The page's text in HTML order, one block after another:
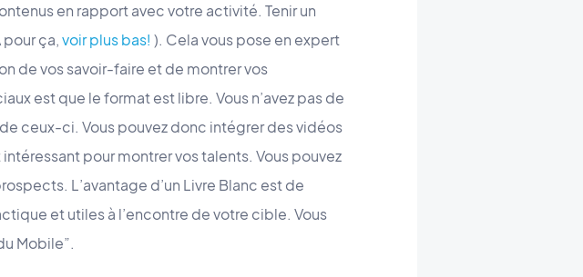
en rapport avec votre activité. Tenir un
pour ça,voir plus bas! ). Cela vous pose en expert
de vos savoir-faire et de montrer vos
est que le format est libre. Vous n’avez pas de
ceux-ci. Vous pouvez donc intégrer des vidéos
pour montrer vos talents. Vous pouvez
L’avantage d’un Livre Blanc est de
et utiles à l’encontre de votre cible. Vous
Mobile”.